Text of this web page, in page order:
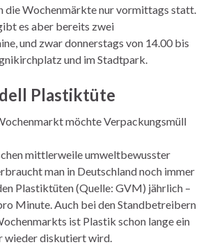
die Wochenmärkte nur vormittags statt.
es aber bereits zwei
und zwar donnerstags von 14.00 bis
und im Stadtpark.
Plastiktüte
möchte Verpackungsmüll
mittlerweile umweltbewusster
man in Deutschland noch immer
Plastiktüten (Quelle: GVM) jährlich –
Minute. Auch bei den Standbetreibern
ist Plastik schon lange ein
wieder diskutiert wird.